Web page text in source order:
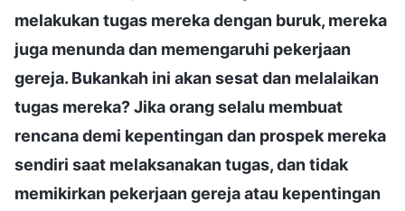
melakukan tugas mereka dengan buruk, mereka
juga menunda dan memengaruhi pekerjaan
gereja. Bukankah ini akan sesat dan melalaikan
tugas mereka? Jika orang selalu membuat
rencana demi kepentingan dan prospek mereka
sendiri saat melaksanakan tugas, dan tidak
memikirkan pekerjaan gereja atau kepentingan